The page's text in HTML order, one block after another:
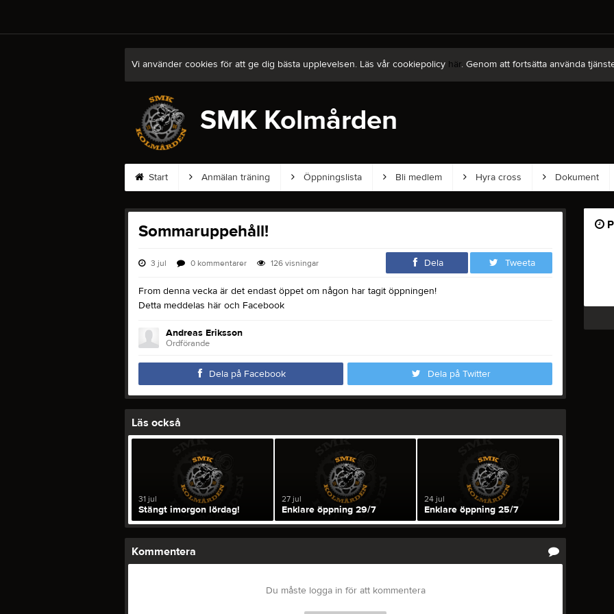
Vi använder cookies för att ge dig bästa upplevelsen. Läs vår cookiepolicy här. Genom att fortsätta använda
SMK Kolmården
Start Anmälan träning Öppningslista Bli medlem Hyra cross Dokument
Sommaruppehåll!
3 jul 0 kommentarer 126visningar Dela Tweeta
From denna vecka är det endast öppet om någon har tagit öppningen!
Detta meddelas här och Facebook
Andreas Eriksson
Ordförande
Dela på Facebook Dela på Twitter
Läs också
31 jul
Stängt imorgon lördag!
27 jul
Enklare öppning 29/7
24 jul
Enklare öppning 25/7
Kommentera
Du måste logga in för att kommentera